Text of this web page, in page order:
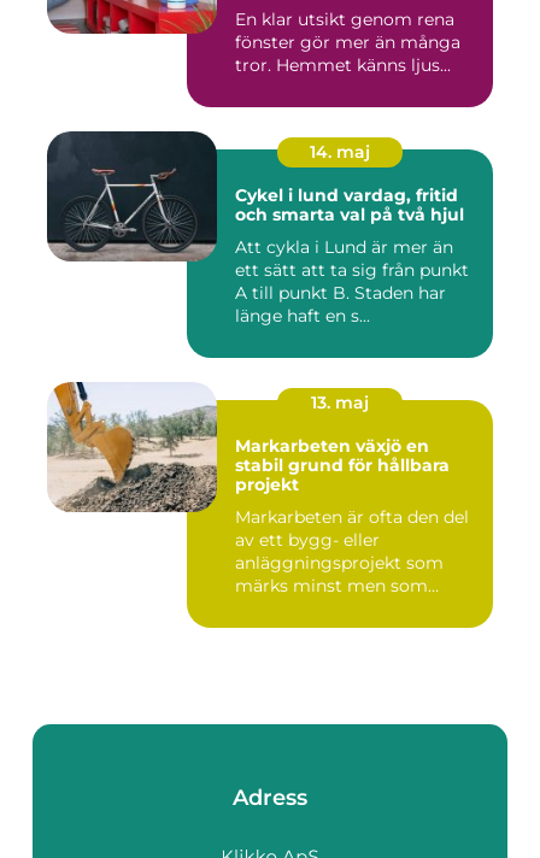
En klar utsikt genom rena
fönster gör mer än många
tror. Hemmet känns ljus...
14. maj
Cykel i lund vardag, fritid
och smarta val på två hjul
Att cykla i Lund är mer än
ett sätt att ta sig från punkt
A till punkt B. Staden har
länge haft en s...
13. maj
Markarbeten växjö en
stabil grund för hållbara
projekt
Markarbeten är ofta den del
av ett bygg- eller
anläggningsprojekt som
märks minst men som
Adress